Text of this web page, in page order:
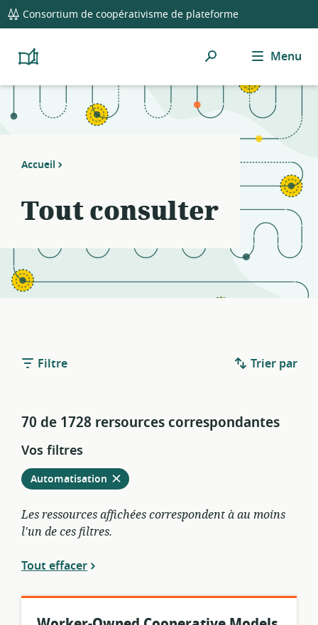
global
navigation
Consortium de coopérativisme de plateforme
Platform
Resource
Rechercher Menu
Accueil
Tout consulter
Filtre Trier par
70 de 1728 rersources correspondantes
Vos filtres
Retirer
Automatisation
partir
des
filtres
actuels
Les ressources affichées correspondent à au moins
l'un de ces filtres.
Tout effacer
Notifications
21
filters
Resource